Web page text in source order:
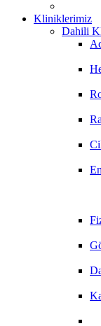
Kliniklerimiz
Dahili